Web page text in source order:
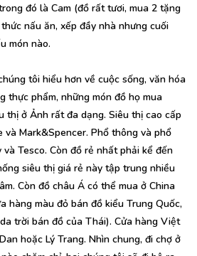
đó là Cam (đồ rất tươi, mua 2 tặng
nấu ăn, xếp đầy nhà nhưng cuối
món nào.
tôi hiểu hơn về cuộc sống, văn hóa
thực phẩm, những món đồ họ mua
thị ở Ảnh rất đa dạng. Siêu thị cao cấp
Mark&Spencer. Phổ thông và phổ
Tesco. Còn đồ rẻ nhất phải kể đến
siêu thị giá rẻ này tập trung nhiều
Còn đồ châu Á có thể mua ở China
hàng màu đỏ bán đồ kiểu Trung Quốc,
trời bán đồ của Thái). Cửa hàng Việt
hoặc Lý Trang. Nhìn chung, đi chợ ở